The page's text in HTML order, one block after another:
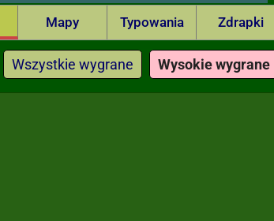
Mapy Typowania Zdrapki
Wszystkie wygrane Wysokie wygrane